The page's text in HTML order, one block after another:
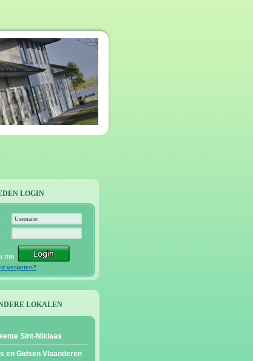
LOGIN
me
vergeten?
LOKALEN
Sint-Niklaas
en Gidsen Vlaanderen